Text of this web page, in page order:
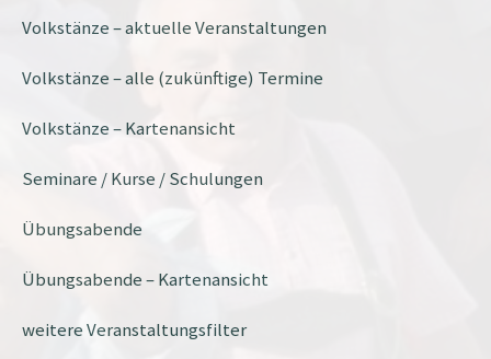
Volkstänze – aktuelle Veranstaltungen
Volkstänze – alle (zukünftige) Termine
Volkstänze – Kartenansicht
Seminare / Kurse / Schulungen
Übungsabende
Übungsabende – Kartenansicht
weitere Veranstaltungsfilter